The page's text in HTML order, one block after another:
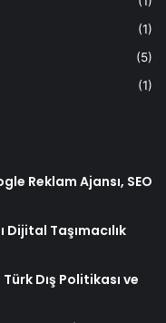
(1)
(5)
(1)
Reklam Ajansı, SEO
Dijital Taşımacılık
Dış Politikası ve